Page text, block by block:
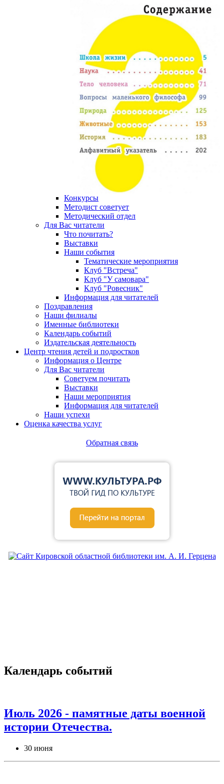
Конкурсы
Методист советует
Методический отдел
Для Вас читатели
Что почитать?
Выставки
Наши события
Тематические мероприятия
Клуб "Встреча"
Клуб "У самовара"
Клуб "Ровесник"
Информация для читателей
Поздравления
Наши филиалы
Именные библиотеки
Календарь событий
Издательская деятельность
Центр чтения детей и подростков
Информация о Центре
Для Вас читатели
Советуем почитать
Выставки
Наши мероприятия
Информация для читателей
Наши успехи
Оценка качества услуг
Обратная связь
Календарь событий
Июль 2026 - памятные даты военной
истории Отечества.
30 июня